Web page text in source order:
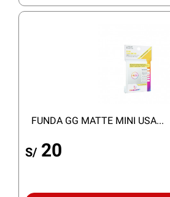
FUNDA GG MATTE MINI USA...
S/ 20